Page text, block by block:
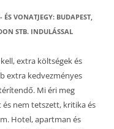
ÉS VONATJEGY: BUDAPEST,
STB. INDULÁSSAL
extra költségek és
extra kedvezményes
Mi éri meg
nem tetszett, kritika és
Hotel, apartman és